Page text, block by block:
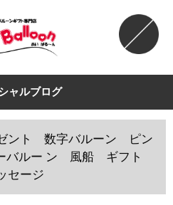
ャルブログ
ント 数字バルーン ピン
バルー ン 風船 ギフト
セージ